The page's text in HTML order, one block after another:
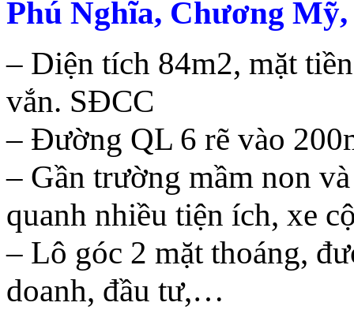
Phú Nghĩa, Chương
– Diện tích 84m2, mặt
vắn. SĐCC
– Đường QL 6 rẽ vào
– Gần trường mầm non
quanh nhiều tiện ích, xe
– Lô góc 2 mặt thoáng,
doanh, đầu tư,…